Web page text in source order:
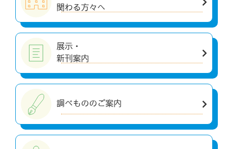
関わる方々へ
展示・
新刊案内
調べもののご案内